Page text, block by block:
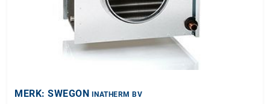
MERK: SWEGON INATHERM BV